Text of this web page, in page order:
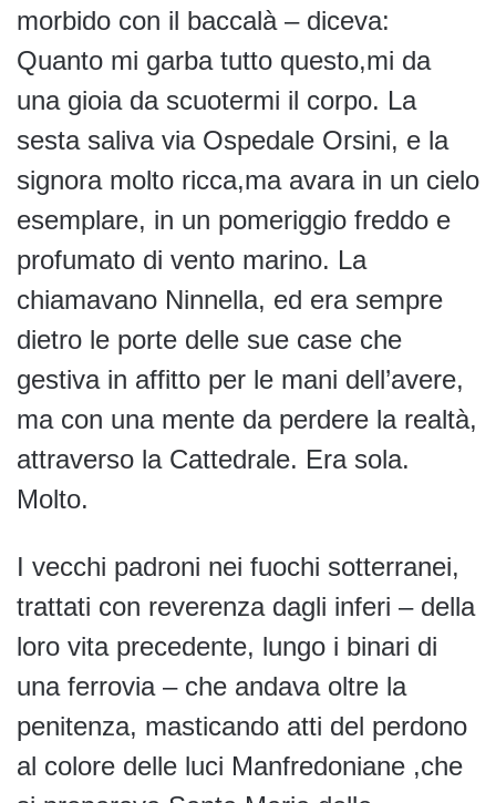
morbido con il baccalà – diceva:
Quanto mi garba tutto questo,mi da
una gioia da scuotermi il corpo. La
sesta saliva via Ospedale Orsini, e la
signora molto ricca,ma avara in un cielo
esemplare, in un pomeriggio freddo e
profumato di vento marino. La
chiamavano Ninnella, ed era sempre
dietro le porte delle sue case che
gestiva in affitto per le mani dell’avere,
ma con una mente da perdere la realtà,
attraverso la Cattedrale. Era sola.
Molto.
I vecchi padroni nei fuochi sotterranei,
trattati con reverenza dagli inferi – della
loro vita precedente, lungo i binari di
una ferrovia – che andava oltre la
penitenza, masticando atti del perdono
al colore delle luci Manfredoniane ,che